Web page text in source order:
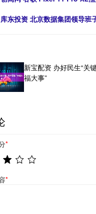
库东投资 北京数据集团领导班
新宝配资 办好民生“关
福大事”
*
*